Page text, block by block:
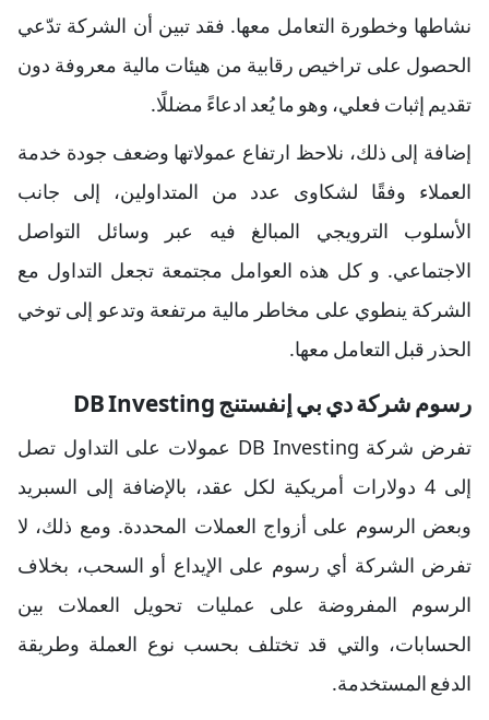
نشاطها وخطورة التعامل معها. فقد تبين أن الشركة تدّعي
الحصول على تراخيص رقابية من هيئات مالية معروفة دون
تقديم إثبات فعلي، وهو ما يُعد ادعاءً مضللًا.
إضافة إلى ذلك، نلاحظ ارتفاع عمولاتها وضعف جودة خدمة
العملاء وفقًا لشكاوى عدد من المتداولين، إلى جانب
الأسلوب الترويجي المبالغ فيه عبر وسائل التواصل
الاجتماعي. و كل هذه العوامل مجتمعة تجعل التداول مع
الشركة ينطوي على مخاطر مالية مرتفعة وتدعو إلى توخي
الحذر قبل التعامل معها.
رسوم شركة دي بي إنفستنج DB Investing
تفرض شركة DB Investing عمولات على التداول تصل
إلى 4 دولارات أمريكية لكل عقد، بالإضافة إلى السبريد
وبعض الرسوم على أزواج العملات المحددة. ومع ذلك، لا
تفرض الشركة أي رسوم على الإيداع أو السحب، بخلاف
الرسوم المفروضة على عمليات تحويل العملات بين
الحسابات، والتي قد تختلف بحسب نوع العملة وطريقة
الدفع المستخدمة.